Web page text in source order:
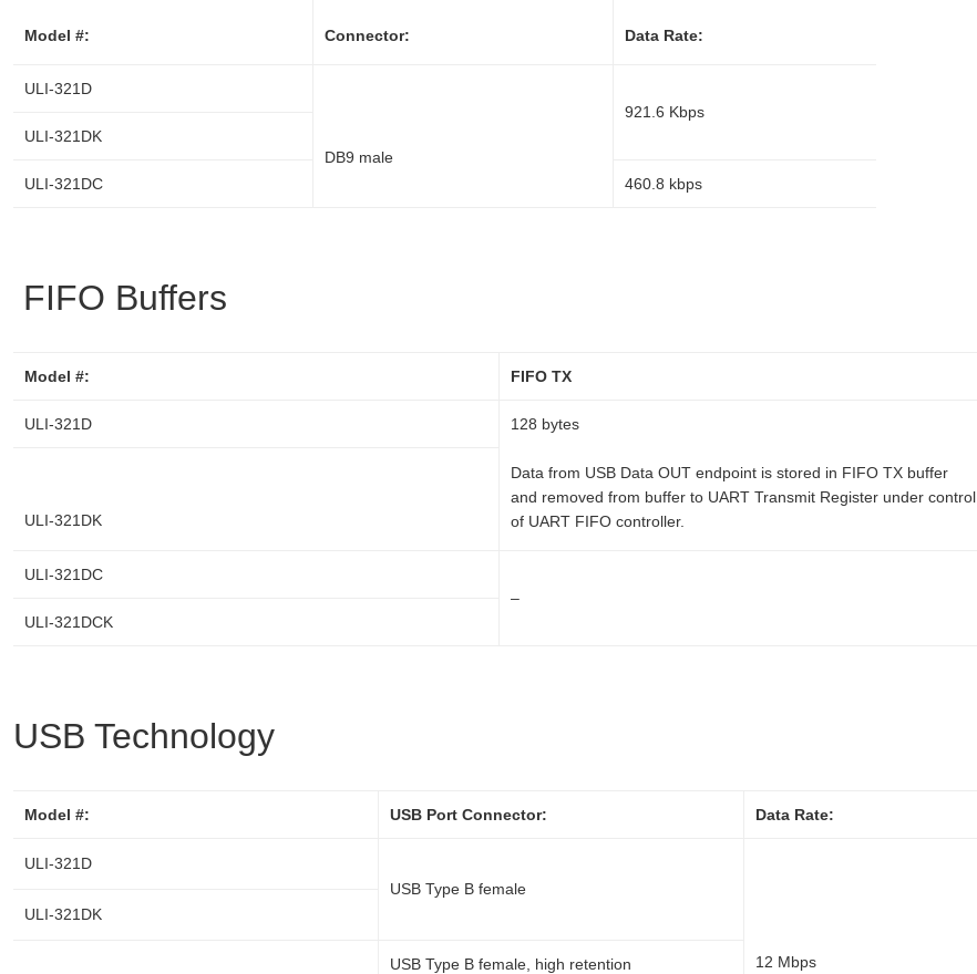
Model #: Connector: Data Rate:
ULI-321D
DB9 male
921.6 Kbps
ULI-321DK
ULI-321DC 460.8 kbps
FIFO Buffers
Model #: FIFO TX
ULI-321D 128 bytes
Data from USB Data OUT endpoint is stored in FIFO TX buffer
and removed from buffer to UART Transmit Register under control
of UART FIFO controller.
ULI-321DK
ULI-321DC
–
ULI-321DCK
USB Technology
Model #: USB Port Connector: Data Rate:
ULI-321D
USB Type B female
12 Mbps
ULI-321DK
USB Type B female, high retention